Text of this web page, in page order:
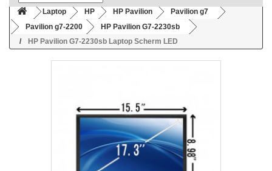
Laptop HP HP Pavilion
Pavilion g7
Pavilion g7-2200
HP Pavilion G7-2230sb
HP Pavilion G7-2230sb Laptop Scherm LED